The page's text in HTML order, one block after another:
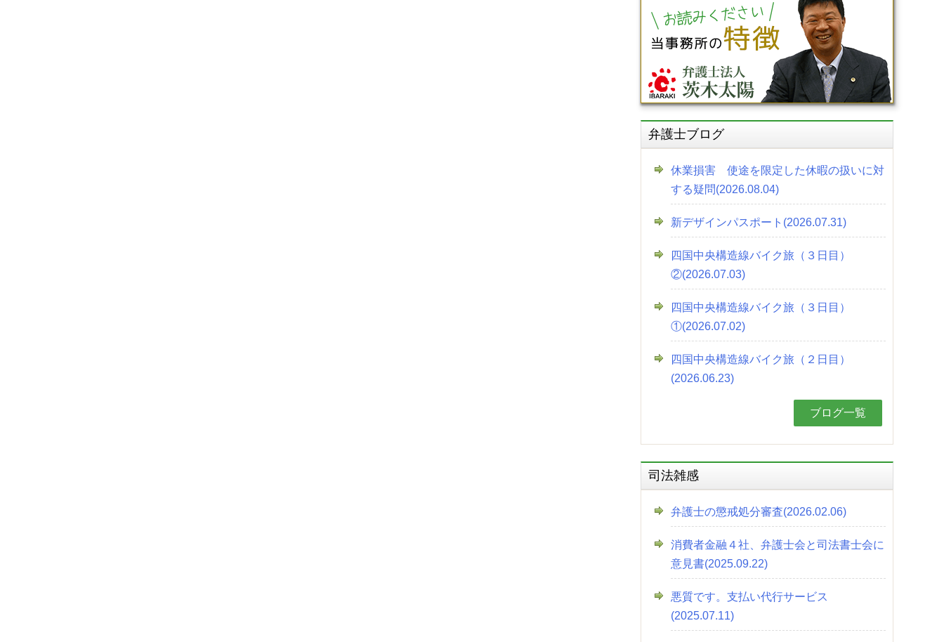
弁護士ブログ
休業損害 使途を限定した休暇の扱いに対
する疑問(2026.08.04)
新デザインパスポート(2026.07.31)
四国中央構造線バイク旅（３日目）
②(2026.07.03)
四国中央構造線バイク旅（３日目）
①(2026.07.02)
四国中央構造線バイク旅（２日目）
(2026.06.23)
ブログ一覧
司法雑感
弁護士の懲戒処分審査(2026.02.06)
消費者金融４社、弁護士会と司法書士会に
意見書(2025.09.22)
悪質です。支払い代行サービス
(2025.07.11)